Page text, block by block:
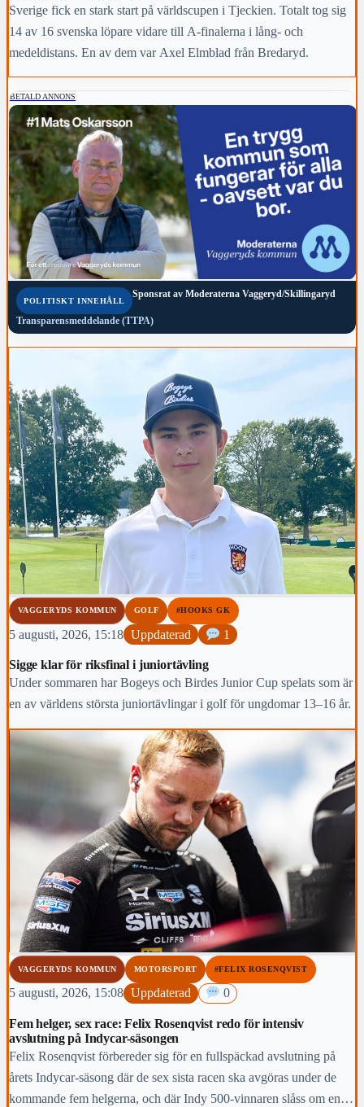
Sverige fick en stark start på världscupen i Tjeckien. Totalt tog sig
14 av 16 svenska löpare vidare till A-finalerna i lång- och
medeldistans. En av dem var Axel Elmblad från Bredaryd.
BETALD ANNONS
POLITISKT INNEHÅLL
Sponsrat av Moderaterna Vaggeryd/Skillingaryd
Transparensmeddelande (TTPA)
VAGGERYDS KOMMUN GOLF #HOOKS GK
5 augusti, 2026, 15:18 Uppdaterad 1
Sigge klar för riksfinal i juniortävling
Under sommaren har Bogeys och Birdes Junior Cup spelats som är
en av världens största juniortävlingar i golf för ungdomar 13–16 år.
VAGGERYDS KOMMUN MOTORSPORT #FELIX ROSENQVIST
5 augusti, 2026, 15:08 Uppdaterad 0
Fem helger, sex race: Felix Rosenqvist redo för intensiv
avslutning på Indycar-säsongen
Felix Rosenqvist förbereder sig för en fullspäckad avslutning på
årets Indycar-säsong där de sex sista racen ska avgöras under de
kommande fem helgerna, och där Indy 500-vinnaren slåss om en